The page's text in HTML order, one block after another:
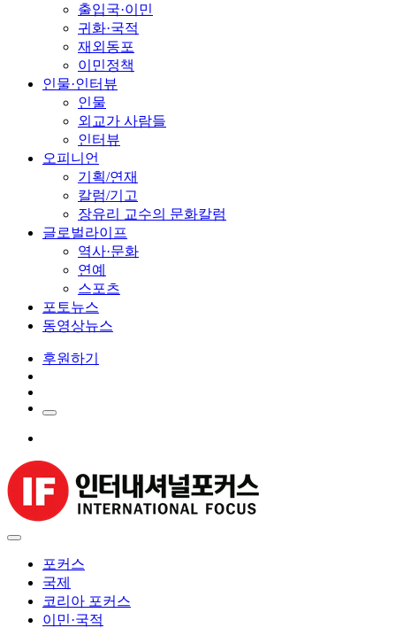
출입국·이민
귀화·국적
재외동포
이민정책
인물·인터뷰
인물
외교가 사람들
인터뷰
오피니언
기획/연재
칼럼/기고
장유리 교수의 문화칼럼
글로벌라이프
역사·문화
연예
스포츠
포토뉴스
동영상뉴스
후원하기
포커스
국제
코리아 포커스
이민·국적